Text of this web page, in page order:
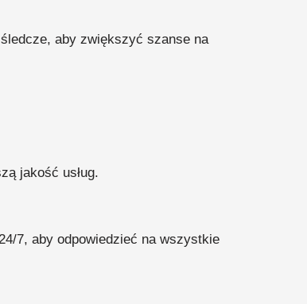
aby zwiększyć szanse na
jakość usług.
7, aby odpowiedzieć na wszystkie